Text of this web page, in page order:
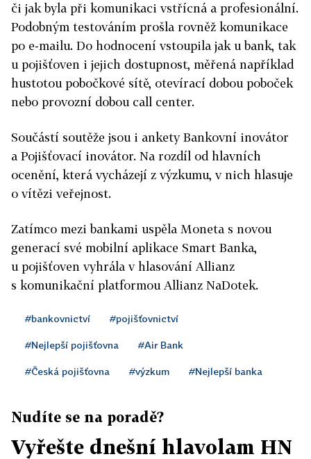
či jak byla při komunikaci vstřícná a profesionální.
Podobným testováním prošla rovněž komunikace
po e­-mailu. Do hodnocení vstoupila jak u bank, tak
u pojišťoven i jejich dostupnost, měřená například
hustotou pobočkové sítě, otevírací dobou poboček
nebo provozní dobou call center.
Součástí soutěže jsou i ankety Bankovní inovátor
a Pojišťovací inovátor. Na rozdíl od hlavních
ocenění, která vycházejí z výzkumu, v nich hlasuje
o vítězi veřejnost.
Zatímco mezi bankami uspěla Moneta s novou
generací své mobilní aplikace Smart Banka,
u pojišťoven vyhrála v hlasování Allianz
s komunikační platformou Allianz NaDotek.
#bankovnictví #pojišťovnictví
#Nejlepší pojišťovna #Air Bank
#Česká pojišťovna #výzkum #Nejlepší banka
Nudíte se na poradě?
Vyřešte dnešní hlavolam HN